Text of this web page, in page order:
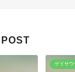
ゲイサウ